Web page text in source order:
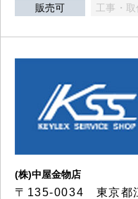
販売可 工事・取
(株)中屋金物店
〒135-0034 東京都